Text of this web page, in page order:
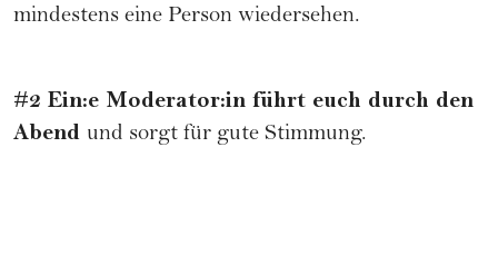
mindestens eine Person wiedersehen.
#2 Ein:e Moderator:in führt euch durch den
Abend und sorgt für gute Stimmung.